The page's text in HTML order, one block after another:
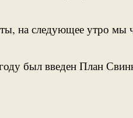
на следующее утро мы
был введен План